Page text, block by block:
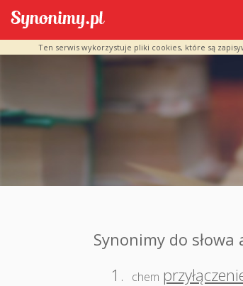
Ten serwis wykorzystuje pliki cookies, które są
Synonimy do słowa
1.
chem